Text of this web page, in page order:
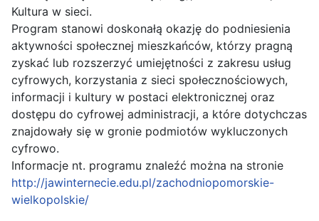
Kultura w sieci.
Program stanowi doskonałą okazję do podniesienia
aktywności społecznej mieszkańców, którzy pragną
zyskać lub rozszerzyć umiejętności z zakresu usług
cyfrowych, korzystania z sieci społecznościowych,
informacji i kultury w postaci elektronicznej oraz
dostępu do cyfrowej administracji, a które dotychczas
znajdowały się w gronie podmiotów wykluczonych
cyfrowo.
Informacje nt. programu znaleźć można na stronie
http://jawinternecie.edu.pl/zachodniopomorskie-
wielkopolskie/